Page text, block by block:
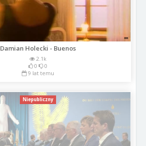
Damian Holecki - Buenos
2.1k
0
0
9 lat temu
Niepubliczny